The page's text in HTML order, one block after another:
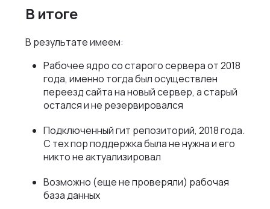
В итоге
В результате имеем:
Рабочее ядро со старого сервера от 2018
года, именно тогда был осуществлен
переезд сайта на новый сервер, а старый
остался и не резервировался
Подключенный гит репозиторий, 2018 года.
С тех пор поддержка была не нужна и его
никто не актуализировал
Возможно (еще не проверяли) рабочая
база данных